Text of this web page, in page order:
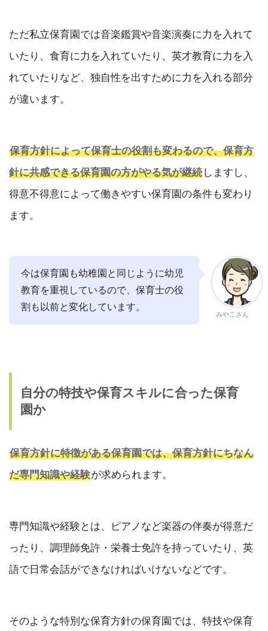
ただ私立保育園では音楽鑑賞や音楽演奏に力を入れて
いたり、食育に力を入れていたり、英才教育に力を入
れていたりなど、独自性を出すために力を入れる部分
が違います。
保育方針によって保育士の役割も変わるので、保育方
針に共感できる保育園の方がやる気が継続 しますし、
得意不得意によって働きやすい保育園の条件も変わり
ます。
今は保育園も幼稚園と同じように幼児
教育を重視しているので、保育士の役
割も以前と変化しています。
みやこさん
自分の特技や保育スキルに合った保育
園か
保育方針に特徴がある保育園では、保育方針にちなん
だ専門知識や経験が求められます。
専門知識や経験とは、ピアノなど楽器の伴奏が得意だ
ったり、調理師免許・栄養士免許を持っていたり、英
語で日常会話ができなければいけないなどです。
そのような特別な保育方針の保育園では、特技や保育